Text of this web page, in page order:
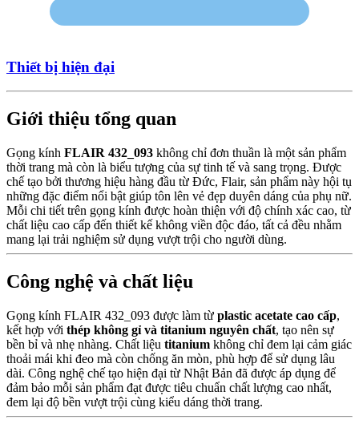
Thiết bị hiện đại
Giới thiệu tổng quan
Gọng kính FLAIR 432_093 không chỉ đơn thuần là một sản phẩm
thời trang mà còn là biểu tượng của sự tinh tế và sang trọng. Được
chế tạo bởi thương hiệu hàng đầu từ Đức, Flair, sản phẩm này hội tụ
những đặc điểm nổi bật giúp tôn lên vẻ đẹp duyên dáng của phụ nữ.
Mỗi chi tiết trên gọng kính được hoàn thiện với độ chính xác cao, từ
chất liệu cao cấp đến thiết kế không viền độc đáo, tất cả đều nhằm
mang lại trải nghiệm sử dụng vượt trội cho người dùng.
Công nghệ và chất liệu
Gọng kính FLAIR 432_093 được làm từ plastic acetate cao cấp,
kết hợp với thép không gỉ và titanium nguyên chất, tạo nên sự
bền bỉ và nhẹ nhàng. Chất liệu titanium không chỉ đem lại cảm giác
thoải mái khi đeo mà còn chống ăn mòn, phù hợp để sử dụng lâu
dài. Công nghệ chế tạo hiện đại từ Nhật Bản đã được áp dụng để
đảm bảo mỗi sản phẩm đạt được tiêu chuẩn chất lượng cao nhất,
đem lại độ bền vượt trội cùng kiểu dáng thời trang.